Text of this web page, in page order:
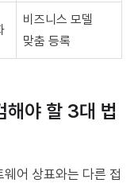
비즈니스 모델
맞춤 등록
해야 할 3대 법
어 상표와는 다른 접